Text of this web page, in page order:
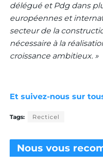
délégué et Pdg dans
européennes et
secteur de la
nécessaire à la
croissance ambitieux. »
Et suivez-nous sur
Tags: Recticel
Nous vous